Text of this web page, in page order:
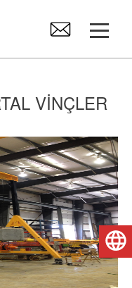
VINÇLER
Türkçe